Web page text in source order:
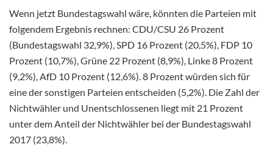
Wenn jetzt Bundestagswahl wäre, könnten die Parteien mit
folgendem Ergebnis rechnen: CDU/CSU 26 Prozent
(Bundestagswahl 32,9%), SPD 16 Prozent (20,5%), FDP 10
Prozent (10,7%), Grüne 22 Prozent (8,9%), Linke 8 Prozent
(9,2%), AfD 10 Prozent (12,6%). 8 Prozent würden sich für
eine der sonstigen Parteien entscheiden (5,2%). Die Zahl der
Nichtwähler und Unentschlossenen liegt mit 21 Prozent
unter dem Anteil der Nichtwähler bei der Bundestagswahl
2017 (23,8%).